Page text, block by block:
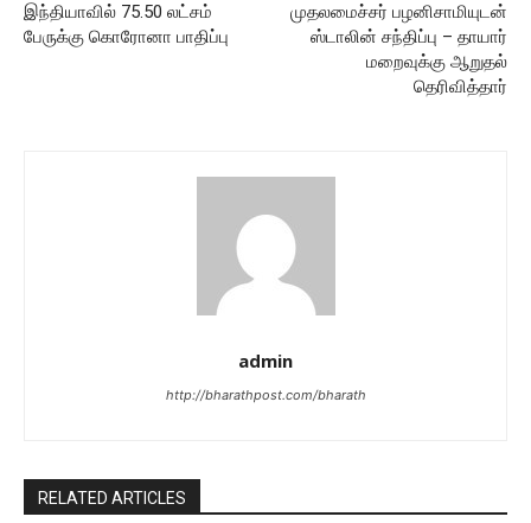
இந்தியாவில் 75.50 லட்சம்
பேருக்கு கொரோனா பாதிப்பு
முதலமைச்சர் பழனிசாமியுடன்
ஸ்டாலின் சந்திப்பு – தாயார்
மறைவுக்கு ஆறுதல்
தெரிவித்தார்
admin
http://bharathpost.com/bharath
RELATED ARTICLES